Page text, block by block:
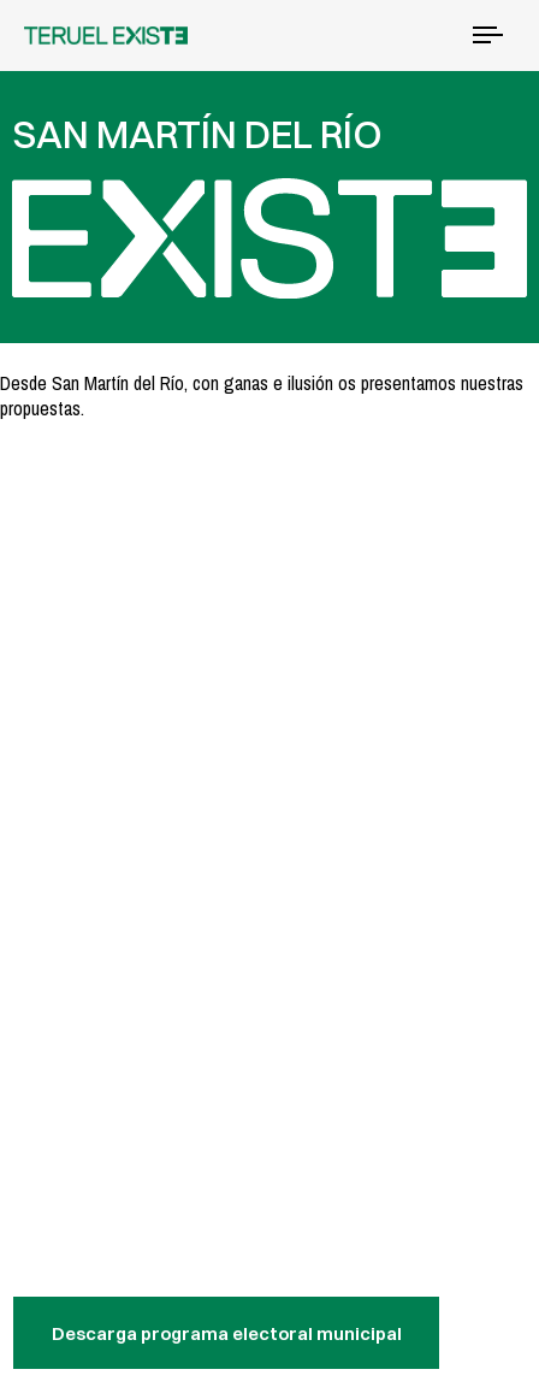
SAN MARTÍN DEL RÍO
Desde San Martín del Río, con ganas e ilusión os presentamos nuestras
propuestas.
Descarga programa electoral municipal